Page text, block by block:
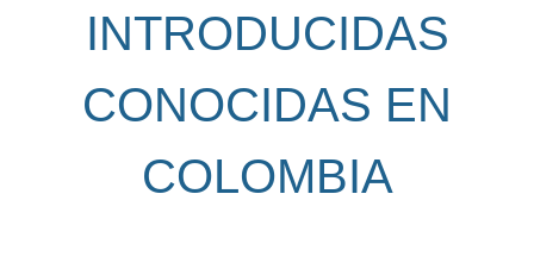
INTRODUCIDAS
CONOCIDAS EN
COLOMBIA